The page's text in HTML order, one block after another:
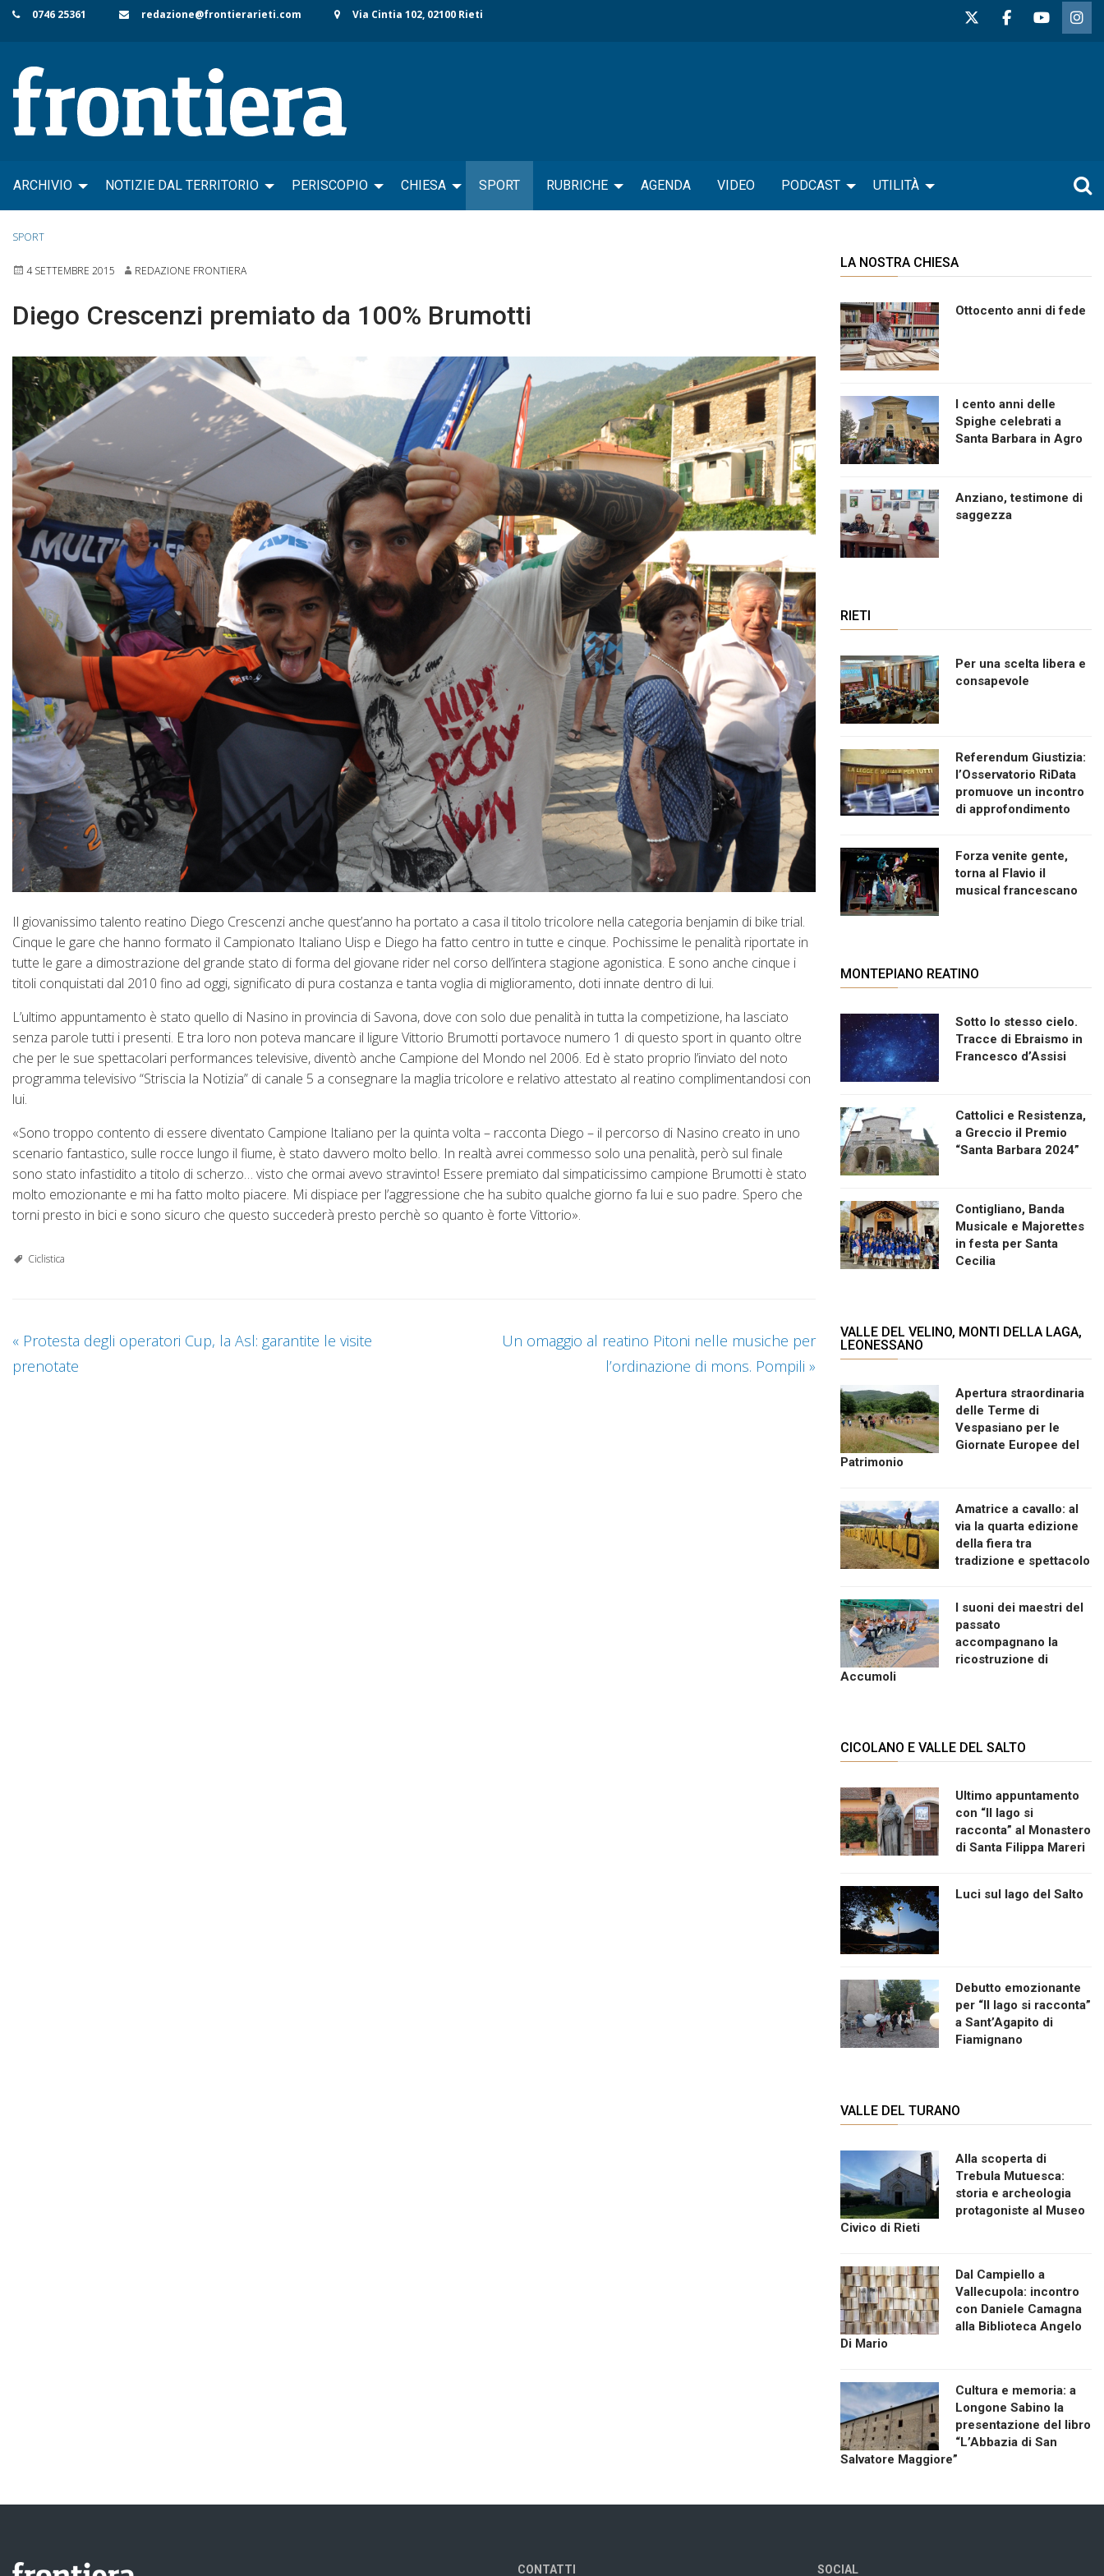
Skip
content
0746 25361 redazione@frontierarieti.com Via Cintia 102, 02100 Rieti
ARCHIVIO NOTIZIE DAL TERRITORIO PERISCOPIO CHIESA SPORT RUBRICHE AGENDA VIDEO PODCAST UTILITÀ
SPORT
4 SETTEMBRE 2015 REDAZIONE FRONTIERA
Diego Crescenzi premiato da 100% Brumotti
Il giovanissimo talento reatino Diego Crescenzi anche quest’anno ha portato a casa il titolo tricolore nella categoria benjamin di bike trial.
Cinque le gare che hanno formato il Campionato Italiano Uisp e Diego ha fatto centro in tutte e cinque. Pochissime le penalità riportate in
tutte le gare a dimostrazione del grande stato di forma del giovane rider nel corso dell’intera stagione agonistica. E sono anche cinque i
titoli conquistati dal 2010 fino ad oggi, significato di pura costanza e tanta voglia di miglioramento, doti innate dentro di lui.
L’ultimo appuntamento è stato quello di Nasino in provincia di Savona, dove con solo due penalità in tutta la competizione, ha lasciato
senza parole tutti i presenti. E tra loro non poteva mancare il ligure Vittorio Brumotti portavoce numero 1 di questo sport in quanto oltre
che per le sue spettacolari performances televisive, diventò anche Campione del Mondo nel 2006. Ed è stato proprio l’inviato del noto
programma televisivo “Striscia la Notizia” di canale 5 a consegnare la maglia tricolore e relativo attestato al reatino complimentandosi con
lui.
«Sono troppo contento di essere diventato Campione Italiano per la quinta volta – racconta Diego – il percorso di Nasino creato in uno
scenario fantastico, sulle rocce lungo il fiume, è stato davvero molto bello. In realtà avrei commesso solo una penalità, però sul finale
sono stato infastidito a titolo di scherzo… visto che ormai avevo stravinto! Essere premiato dal simpaticissimo campione Brumotti è stato
molto emozionante e mi ha fatto molto piacere. Mi dispiace per l’aggressione che ha subito qualche giorno fa lui e suo padre. Spero che
torni presto in bici e sono sicuro che questo succederà presto perchè so quanto è forte Vittorio».
Ciclistica
« Protesta degli operatori Cup, la Asl: garantite le visite
prenotate
Un omaggio al reatino Pitoni nelle musiche per
l’ordinazione di mons. Pompili »
LA NOSTRA CHIESA
Ottocento anni di fede
I cento anni delle
Spighe celebrati a
Santa Barbara in Agro
Anziano, testimone di
saggezza
RIETI
Per una scelta libera e
consapevole
Referendum Giustizia:
l’Osservatorio RiData
promuove un incontro
di approfondimento
Forza venite gente,
torna al Flavio il
musical francescano
MONTEPIANO REATINO
Sotto lo stesso cielo.
Tracce di Ebraismo in
Francesco d’Assisi
Cattolici e Resistenza,
a Greccio il Premio
“Santa Barbara 2024”
Contigliano, Banda
Musicale e Majorettes
in festa per Santa
Cecilia
VALLE DEL VELINO, MONTI DELLA LAGA,
LEONESSANO
Apertura straordinaria
delle Terme di
Vespasiano per le
Giornate Europee del
Patrimonio
Amatrice a cavallo: al
via la quarta edizione
della fiera tra
tradizione e spettacolo
I suoni dei maestri del
passato
accompagnano la
ricostruzione di
Accumoli
CICOLANO E VALLE DEL SALTO
Ultimo appuntamento
con “Il lago si
racconta” al Monastero
di Santa Filippa Mareri
Luci sul lago del Salto
Debutto emozionante
per “Il lago si racconta”
a Sant’Agapito di
Fiamignano
VALLE DEL TURANO
Alla scoperta di
Trebula Mutuesca:
storia e archeologia
protagoniste al Museo
Civico di Rieti
Dal Campiello a
Vallecupola: incontro
con Daniele Camagna
alla Biblioteca Angelo
Di Mario
Cultura e memoria: a
Longone Sabino la
presentazione del libro
“L’Abbazia di San
Salvatore Maggiore”
CONTATTI SOCIAL